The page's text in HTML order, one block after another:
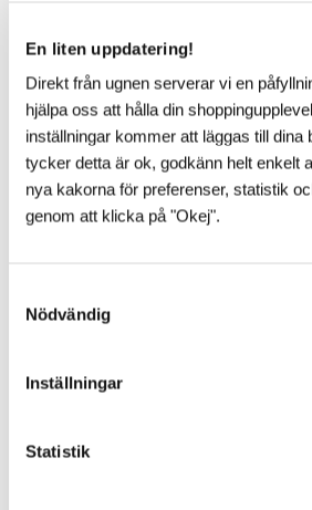
En liten uppdatering!
Direkt från ugnen serverar vi en
hjälpa oss att hålla din
inställningar kommer att läggas till dina
tycker detta är ok, godkänn helt enkelt
nya kakorna för preferenser, statistik
genom att klicka på "Okej".
Nödvändig
Inställningar
Statistik
PRISSTOPPAD 2025
I lager
PVC Vinkel 90°
31:-
551 st i lager
GreenMachine